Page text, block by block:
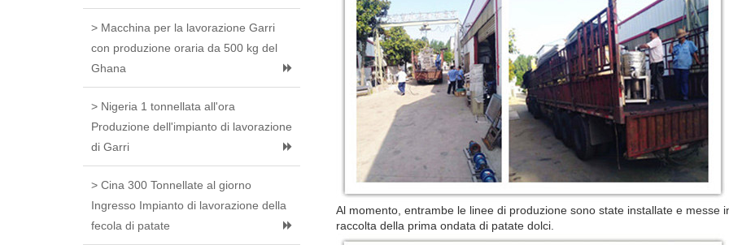
> Macchina per la lavorazione Garri
con produzione oraria da 500 kg del
Ghana
> Nigeria 1 tonnellata all'ora
Produzione dell'impianto di lavorazione
di Garri
> Cina 300 Tonnellate al giorno
Ingresso Impianto di lavorazione della
fecola di patate
Al momento, entrambe le linee di produzione sono state installate e messe
raccolta della prima ondata di patate dolci.